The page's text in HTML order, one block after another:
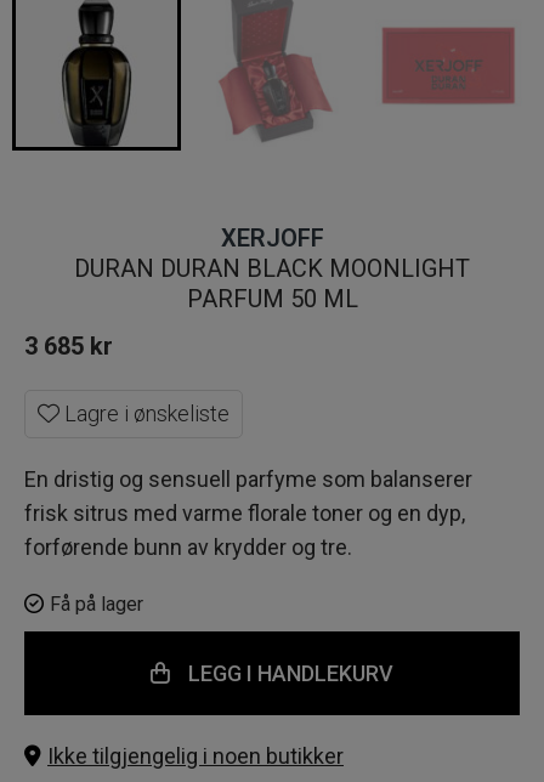
XERJOFF
DURAN DURAN BLACK MOONLIGHT
PARFUM 50 ML
3 685 kr
Lagre i ønskeliste
En dristig og sensuell parfyme som balanserer
frisk sitrus med varme florale toner og en dyp,
forførende bunn av krydder og tre.
Få på lager
LEGG I HANDLEKURV
Ikke tilgjengelig i noen butikker